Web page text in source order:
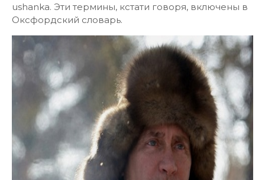
ushanka. Эти термины, кстати говоря, включены в
Оксфордский словарь.